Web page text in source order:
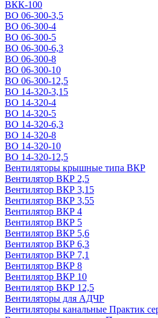
ВКК-100
ВО 06-300-3,5
ВО 06-300-4
ВО 06-300-5
ВО 06-300-6,3
ВО 06-300-8
ВО 06-300-10
ВО 06-300-12,5
ВО 14-320-3,15
ВО 14-320-4
ВО 14-320-5
ВО 14-320-6,3
ВО 14-320-8
ВО 14-320-10
ВО 14-320-12,5
Вентиляторы крышные типа ВКР
Вентилятор ВКР 2,5
Вентилятор ВКР 3,15
Вентилятор ВКР 3,55
Вентилятор ВКР 4
Вентилятор ВКР 5
Вентилятор ВКР 5,6
Вентилятор ВКР 6,3
Вентилятор ВКР 7,1
Вентилятор ВКР 8
Вентилятор ВКР 10
Вентилятор ВКР 12,5
Вентиляторы для АДЧР
Вентиляторы канальные Практик